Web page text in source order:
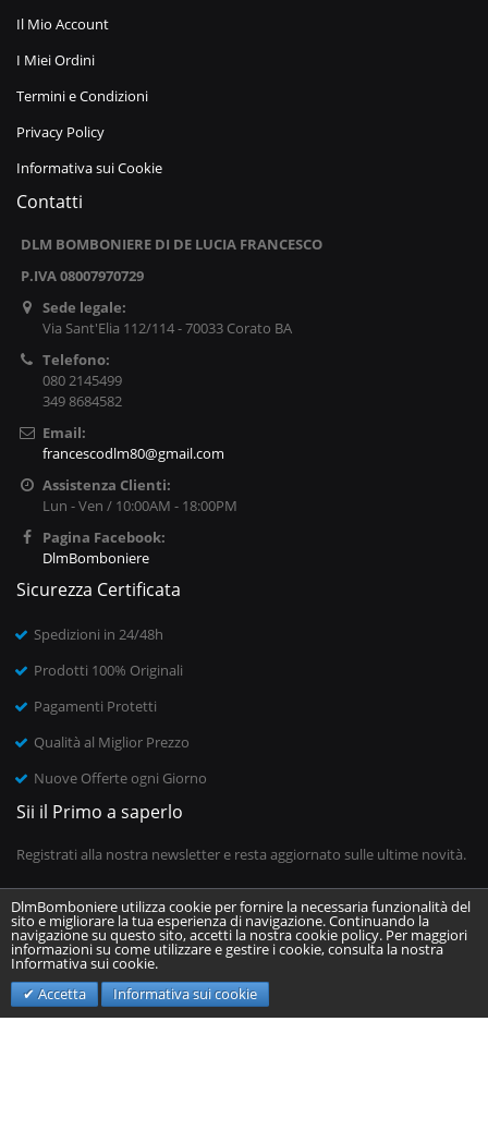
Il Mio Account
I Miei Ordini
Termini e Condizioni
Privacy Policy
Informativa sui Cookie
Contatti
DLM BOMBONIERE DI DE LUCIA FRANCESCO
P.IVA 08007970729
Sede legale:
Via Sant'Elia 112/114 - 70033 Corato BA
Telefono:
080 2145499
349 8684582
Email:
francescodlm80@gmail.com
Assistenza Clienti:
Lun - Ven / 10:00AM - 18:00PM
Pagina Facebook:
DlmBomboniere
Sicurezza Certificata
Spedizioni in 24/48h
Prodotti 100% Originali
Pagamenti Protetti
Qualità al Miglior Prezzo
Nuove Offerte ogni Giorno
Sii il Primo a saperlo
Registrati alla nostra newsletter e resta aggiornato sulle ultime novità.
Inserisci il tuo indirizzo email
DlmBomboniere utilizza cookie per fornire la necessaria funzionalità del
sito e migliorare la tua esperienza di navigazione. Continuando la
navigazione su questo sito, accetti la nostra cookie policy. Per maggiori
informazioni su come utilizzare e gestire i cookie, consulta la nostra
Informativa sui cookie.
Accetta
Informativa sui cookie